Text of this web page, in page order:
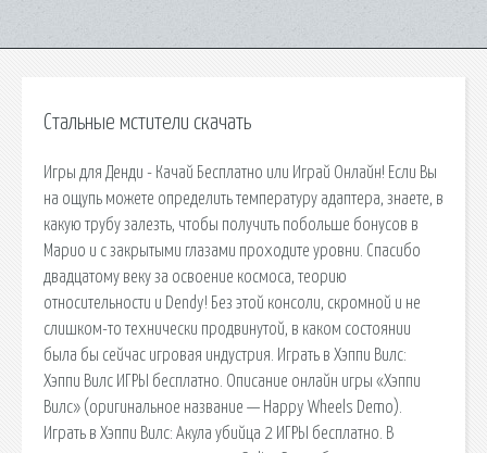
Стальные мстители скачать
Игры для Денди - Качай Бесплатно или Играй Онлайн! Если Вы
на ощупь можете определить температуру адаптера, знаете, в
какую трубу залезть, чтобы получить побольше бонусов в
Марио и с закрытыми глазами проходите уровни. Спасибо
двадцатому веку за освоение космоса, теорию
относительности и Dendy! Без этой консоли, скромной и не
слишком-то технически продвинутой, в каком состоянии
была бы сейчас игровая индустрия. Играть в Хэппи Вилс:
Хэппи Вилс ИГРЫ бесплатно. Описание онлайн игры «Хэппи
Вилс» (оригинальное название — Happy Wheels Demo).
Играть в Хэппи Вилс: Акула убийца 2 ИГРЫ бесплатно. В